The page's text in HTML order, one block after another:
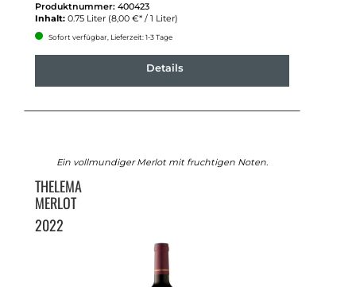
Produktnummer: 400423
Inhalt: 0.75 Liter (8,00 €* / 1 Liter)
Sofort verfügbar, Lieferzeit: 1-3 Tage
Details
Ein vollmundiger Merlot mit fruchtigen Noten.
THELEMA
MERLOT
2022